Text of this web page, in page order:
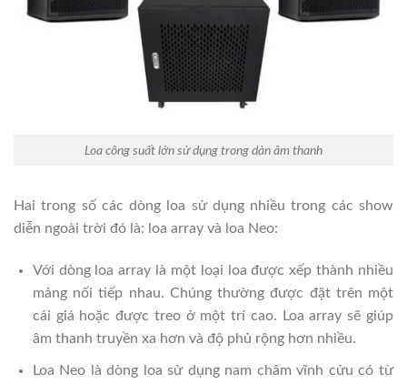
Loa công suất lớn sử dụng trong dàn âm thanh
Hai trong số các dòng loa sử dụng nhiều trong các show
diễn ngoài trời đó là: loa array và loa Neo:
Với dòng loa array là một loại loa được xếp thành nhiều
mảng nối tiếp nhau. Chúng thường được đặt trên một
cái giá hoặc được treo ở một trí cao. Loa array sẽ giúp
âm thanh truyền xa hơn và độ phủ rộng hơn nhiều.
Loa Neo là dòng loa sử dụng nam châm vĩnh cửu có từ